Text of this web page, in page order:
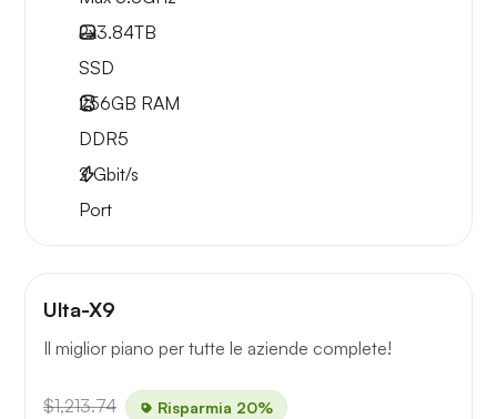
2x3.84TB
SSD
256GB RAM
DDR5
2Gbit/s
Port
Ulta-X9
Il miglior piano per tutte le aziende complete!
$1,213.74 Risparmia 20%